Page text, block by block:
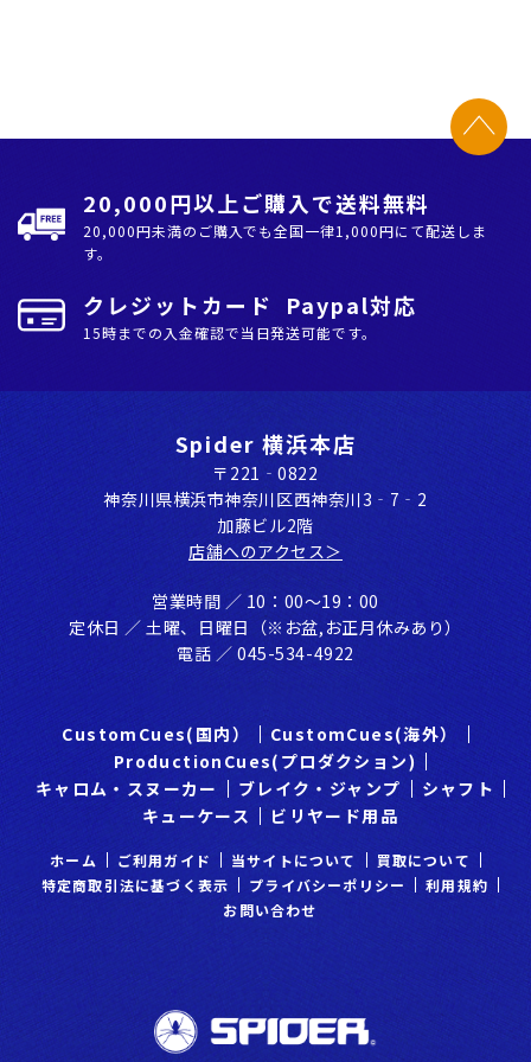
20,000円以上ご購入で送料無料
20,000円未満のご購入でも全国⼀律1,000円にて配送しま
す。
クレジットカード Paypal対応
15時までの入金確認で当日発送可能です。
Spider 横浜本店
〒221‐0822
神奈川県横浜市神奈川区⻄神奈川3‐7‐2
加藤ビル2階
店舗へのアクセス＞
営業時間 ／ 10：00〜19：00
定休⽇ ／ ⼟曜、⽇曜⽇（※お盆,お正⽉休みあり）
電話 ／ 045-534-4922
CustomCues(国内）
CustomCues(海外）
ProductionCues(プロダクション)
キャロム・スヌーカー
ブレイク・ジャンプ
シャフト
キューケース
ビリヤード用品
ホーム ご利⽤ガイド 当サイトについて
買取について
特定商取引法に基づく表示
プライバシーポリシー
利⽤規約
お問い合わせ